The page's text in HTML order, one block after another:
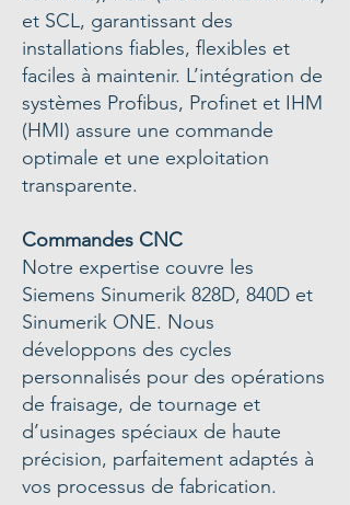
et SCL, garantissant des
installations fiables, flexibles et
faciles à maintenir. L’intégration de
systèmes Profibus, Profinet et IHM
(HMI) assure une commande
optimale et une exploitation
transparente.
Commandes CNC
Notre expertise couvre les
Siemens Sinumerik 828D, 840D et
Sinumerik ONE. Nous
développons des cycles
personnalisés pour des opérations
de fraisage, de tournage et
d’usinages spéciaux de haute
précision, parfaitement adaptés à
vos processus de fabrication.